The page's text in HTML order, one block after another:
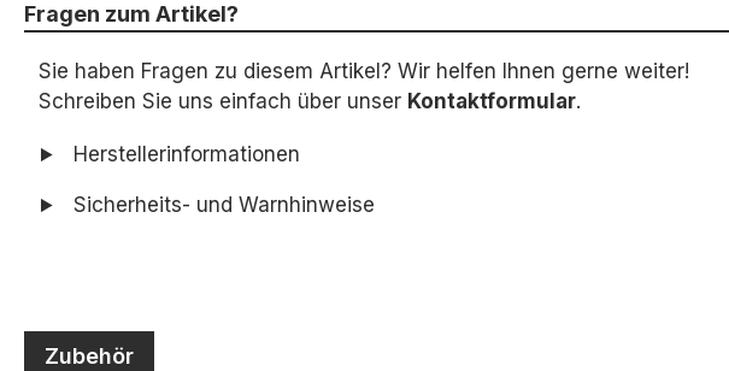
Fragen zum Artikel?
Sie haben Fragen zu diesem Artikel? Wir helfen Ihnen gerne weiter!
Schreiben Sie uns einfach über unser Kontaktformular.
Herstellerinformationen
Sicherheits- und Warnhinweise
Zubehör